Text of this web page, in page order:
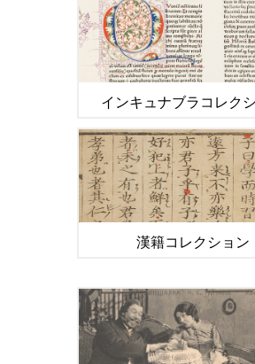
インキュナブラコレク
漢籍コレクション